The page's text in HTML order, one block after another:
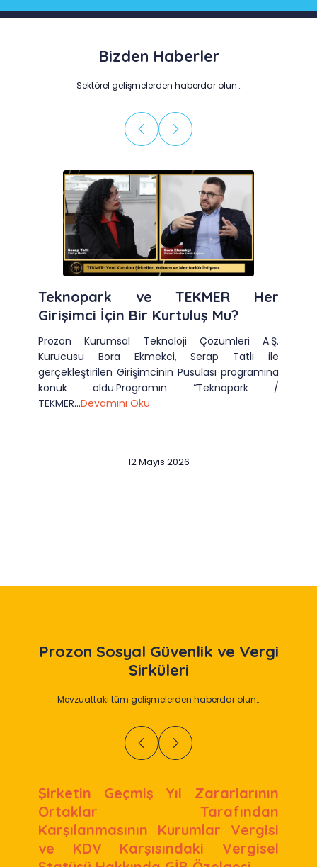
Bizden Haberler
Sektörel gelişmelerden haberdar olun…
Teknopark ve TEKMER Her
Girişimci İçin Bir Kurtuluş Mu?
Prozon Kurumsal Teknoloji Çözümleri A.Ş.
Kurucusu Bora Ekmekci, Serap Tatlı ile
gerçekleştirilen Girişimcinin Pusulası programına
konuk oldu.Programın “Teknopark /
TEKMER...Devamını Oku
12 Mayıs 2026
Prozon Sosyal Güvenlik ve Vergi
Sirküleri
Mevzuattaki tüm gelişmelerden haberdar olun…
Şirketin Geçmiş Yıl Zararlarının
Ortaklar Tarafından
Karşılanmasının Kurumlar Vergisi
ve KDV Karşısındaki Vergisel